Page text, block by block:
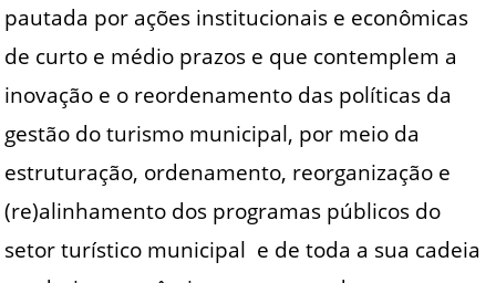
pautada por ações institucionais e econômicas
de curto e médio prazos e que contemplem a
inovação e o reordenamento das políticas da
gestão do turismo municipal, por meio da
estruturação, ordenamento, reorganização e
(re)alinhamento dos programas públicos do
setor turístico municipal e de toda a sua cadeia